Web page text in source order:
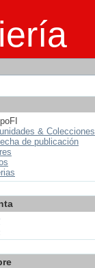
& Colecciones
de publicación